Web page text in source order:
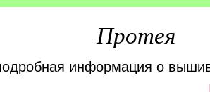
Протея
информация о